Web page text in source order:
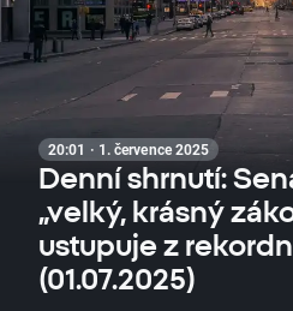
20:01 · 1. července 2025
Denní shrnutí:
„velký, krásný
ustupuje z
(01.07.2025)